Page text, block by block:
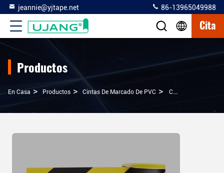
jeannie@yjtape.net 86-13965049988
Cita
Productos
En Casa > Productos > Cintas De Marcado De PVC > Cintura Antiderrapante De Cloruro De Polivinilo De PVC 20 Mil Autoadhesivo